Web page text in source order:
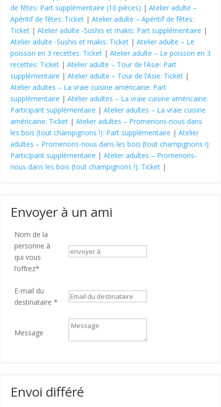
de fêtes: Part supplémentaire (10 pièces) | Atelier adulte –
Apéritif de fêtes: Ticket | Atelier adulte – Apéritif de fêtes:
Ticket | Atelier adulte -Sushis et makis: Part supplémentaire |
Atelier adulte -Sushis et makis: Ticket | Atelier adulte – Le
poisson en 3 recettes: Ticket | Atelier adulte – Le poisson en 3
recettes: Ticket | Atelier adulte – Tour de l’Asie: Part
supplémentaire | Atelier adulte – Tour de l’Asie: Ticket |
Atelier adultes – La vraie cuisine américaine: Part
supplémentaire | Atelier adultes – La vraie cuisine américaine:
Participant supplémentaire | Atelier adultes – La vraie cuisine
américaine: Ticket | Atelier adultes – Promenons-nous dans
les bois (tout champignons !): Part supplémentaire | Atelier
adultes – Promenons-nous dans les bois (tout champignons !):
Participant supplémentaire | Atelier adultes – Promenons-
nous dans les bois (tout champignons !): Ticket |
Envoyer à un ami
Nom de la
personne à
qui vous
l’offrez*
E-mail du
destinataire*
Message
Envoi différé